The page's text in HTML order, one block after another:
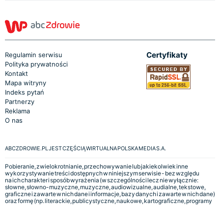
Regulamin serwisu
Polityka prywatności
Kontakt
Mapa witryny
Indeks pytań
Partnerzy
Reklama
O nas
Certyfikaty
ABCZDROWIE.PL JEST CZĘŚCIĄ WIRTUALNA POLSKA MEDIA S.A.
Pobieranie, zwielokrotnianie, przechowywanie lub jakiekolwiek inne
wykorzystywanie treści dostępnych w niniejszym serwisie - bez względu
na ich charakter i sposób wyrażenia (w szczególności lecz nie wyłącznie:
słowne, słowno-muzyczne, muzyczne, audiowizualne, audialne, tekstowe,
graficzne i zawarte w nich dane i informacje, bazy danych i zawarte w nich dane)
oraz formę (np. literackie, publicystyczne, naukowe, kartograficzne, programy